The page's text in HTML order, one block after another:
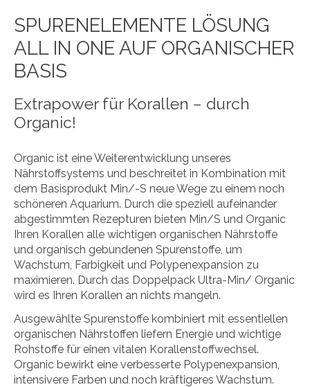
SPURENELEMENTE LÖSUNG
ALL IN ONE AUF ORGANISCHER
BASIS
Extrapower für Korallen – durch
Organic!
Organic ist eine Weiterentwicklung unseres
Nährstoffsystems und beschreitet in Kombination mit
dem Basisprodukt Min/-S neue Wege zu einem noch
schöneren Aquarium. Durch die speziell aufeinander
abgestimmten Rezepturen bieten Min/S und Organic
Ihren Korallen alle wichtigen organischen Nährstoffe
und organisch gebundenen Spurenstoffe, um
Wachstum, Farbigkeit und Polypenexpansion zu
maximieren. Durch das Doppelpack Ultra-Min/ Organic
wird es Ihren Korallen an nichts mangeln.
Ausgewählte Spurenstoffe kombiniert mit essentiellen
organischen Nährstoffen liefern Energie und wichtige
Rohstoffe für einen vitalen Korallenstoffwechsel.
Organic bewirkt eine verbesserte Polypenexpansion,
intensivere Farben und noch kräftigeres Wachstum.